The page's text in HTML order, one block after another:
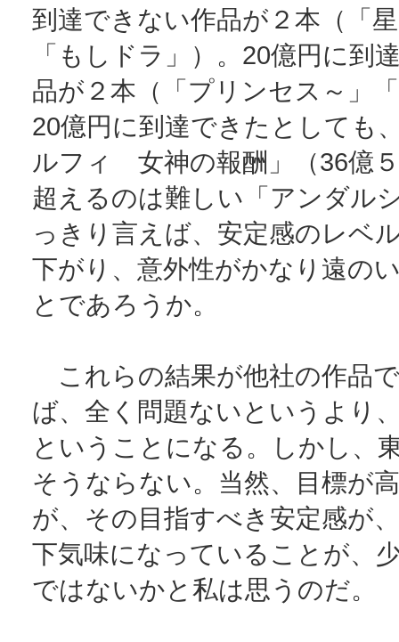
到達できない作品が２本（「
「もしドラ」）。20億円に到
品が２本（「プリンセス～」
20億円に到達できたとしても
ルフィ 女神の報酬」（36億
超えるのは難しい「アンダル
っきり言えば、安定感のレベ
下がり、意外性がかなり遠の
とであろうか。
これらの結果が他社の作品
ば、全く問題ないというより
ということになる。しかし、
そうならない。当然、目標が
が、その目指すべき安定感が
下気味になっていることが、
ではないかと私は思うのだ。